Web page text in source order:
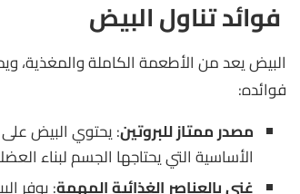
فوائد تناول البيض
البيض يعد من الأطعمة الكاملة والمغذية،
فوائده:
مصدر ممتاز للبروتين: يحتوي البيض
الأساسية التي يحتاجها الجسم لبناء
غني بالعناصر الغذائية المهمة: يوفر